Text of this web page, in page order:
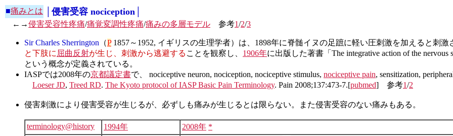
■痛みとは │侵害受容 nociception│
←→侵害受容性疼痛/痛覚変調性疼痛/痛みの多層モデル 参考1/2/3
Sir Charles Sherrington （P1857～1952, イギリスの生理学者）は、1898年に脊髄イヌの足蹠に軽い圧刺激を加えると刺
と下肢に 屈曲反射が生じ、刺激から逃避する ことを観察し、 1906年に出版した著書「The integrative action of the nervous
という概念が定義されている。
IASPでは2008年の京都議定書で、 nociceptive neuron, nociception, nociceptive stimulus, nociceptive pain, sensitization,
Loeser JD, Treed RD. The Kyoto protocol of IASP Basic Pain Terminology. Pain 2008;137:473-7.[pubmed] 参考1/2
侵害刺激により侵害受容が生じるが、必ずしも痛みが生じるとは限らない。また侵害受容のない痛みもある。
terminology@history 1994年 2008年 *